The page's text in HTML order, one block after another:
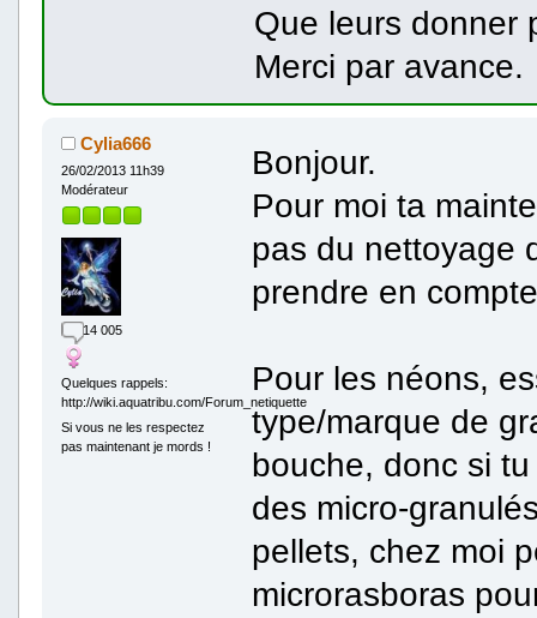
Que leurs donner
Merci par avance.
Cylia666
26/02/2013 11h39
Modérateur
14 005
Quelques rappels:
http://wiki.aquatribu.com/Forum_netiquette
Si vous ne les respectez
pas maintenant je mords !
Bonjour.
Pour moi ta
pas du nettoyage
prendre en
Pour les néons,
type/marque de
bouche, donc si
des micro-
pellets, chez moi
microrasboras